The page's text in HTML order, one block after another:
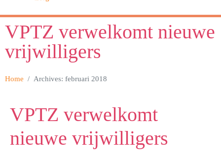
VPTZ verwelkomt nieuwe
vrijwilligers
Home Archives: februari 2018
VPTZ verwelkomt
nieuwe vrijwilligers